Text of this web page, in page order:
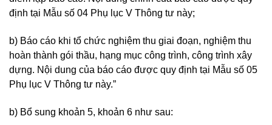
định tại Mẫu số 04 Phụ lục V Thông tư này;
b) Báo cáo khi tổ chức nghiệm thu giai đoạn, nghiệm thu
hoàn thành gói thầu, hạng mục công trình, công trình xây
dựng. Nội dung của báo cáo được quy định tại Mẫu số 05
Phụ lục V Thông tư này.”
b) Bổ sung khoản 5, khoản 6 như sau: